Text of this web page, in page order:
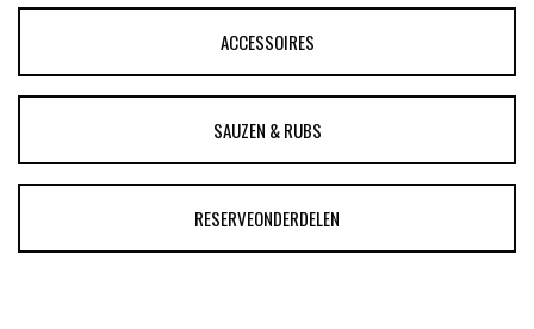
ACCESSOIRES
SAUZEN & RUBS
RESERVEONDERDELEN